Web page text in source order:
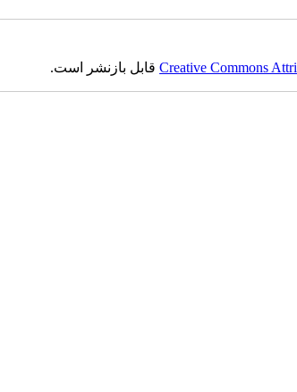
Creative Commonsقابل بازنشر است.